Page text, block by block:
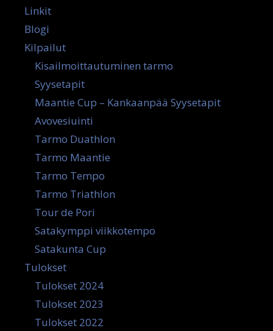
Linkit
Blogi
Kilpailut
Kisailmoittautuminen tarmo
Syysetapit
Maantie Cup – Kankaanpää Syysetapit
Avovesiuinti
Tarmo Duathlon
Tarmo Maantie
Tarmo Tempo
Tarmo Triathlon
Tour de Pori
Satakymppi viikkotempo
Satakunta Cup
Tulokset
Tulokset 2024
Tulokset 2023
Tulokset 2022